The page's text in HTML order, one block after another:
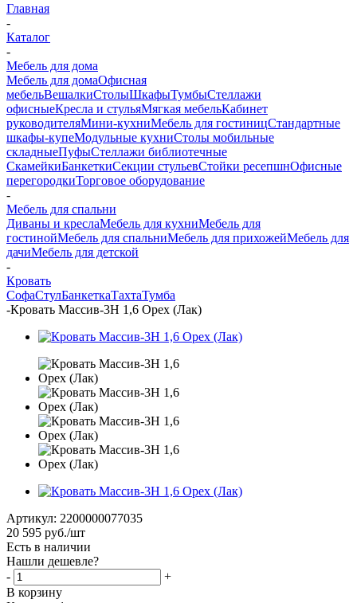
Главная
-
Каталог
-
Мебель для дома
Мебель для домаОфисная
мебельВешалкиСтолыШкафыТумбыСтеллажи
офисныеКресла и стульяМягкая мебельКабинет
руководителяМини-кухниМебель для гостиницСтандартные
шкафы-купеМодульные кухниСтолы мобильные
складныеПуфыСтеллажи библиотечные
СкамейкиБанкеткиСекции стульевСтойки ресепшнОфисные
перегородкиТорговое оборудование
-
Мебель для спальни
Диваны и креслаМебель для кухниМебель для
гостинойМебель для спальниМебель для прихожейМебель для
дачиМебель для детской
-
Кровать
СофаСтулБанкеткаТахтаТумба
-Кровать Массив-3Н 1,6 Орех (Лак)
Артикул: 2200000077035
20 595 руб./шт
Есть в наличии
Нашли дешевле?
-
+
В корзину